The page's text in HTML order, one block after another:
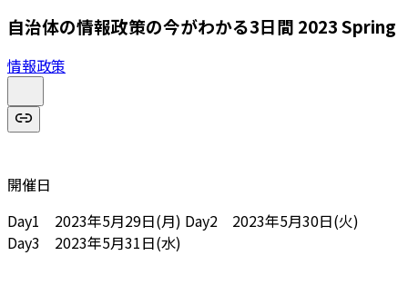
自治体の情報政策の今がわかる3日間 2023 Spring
情報政策
開催日
Day1 2023年5月29日(月) Day2 2023年5月30日(火)
Day3 2023年5月31日(水)